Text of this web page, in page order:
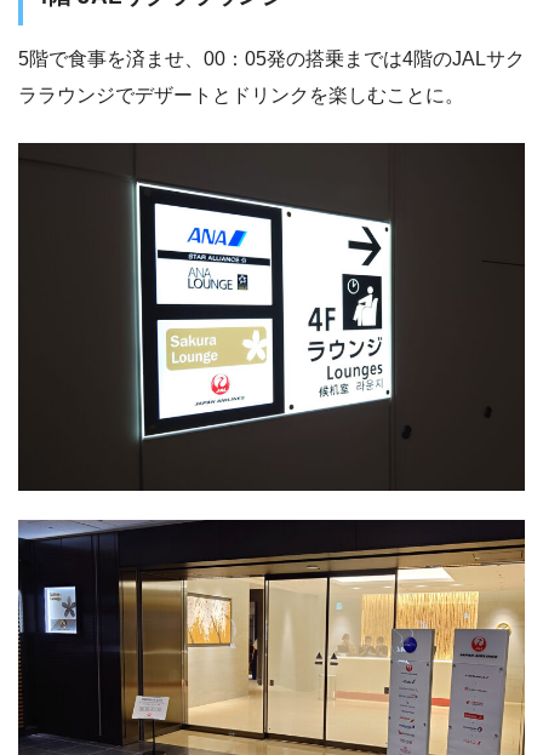
5階で食事を済ませ、00：05発の搭乗までは4階のJALサク
ララウンジでデザートとドリンクを楽しむことに。